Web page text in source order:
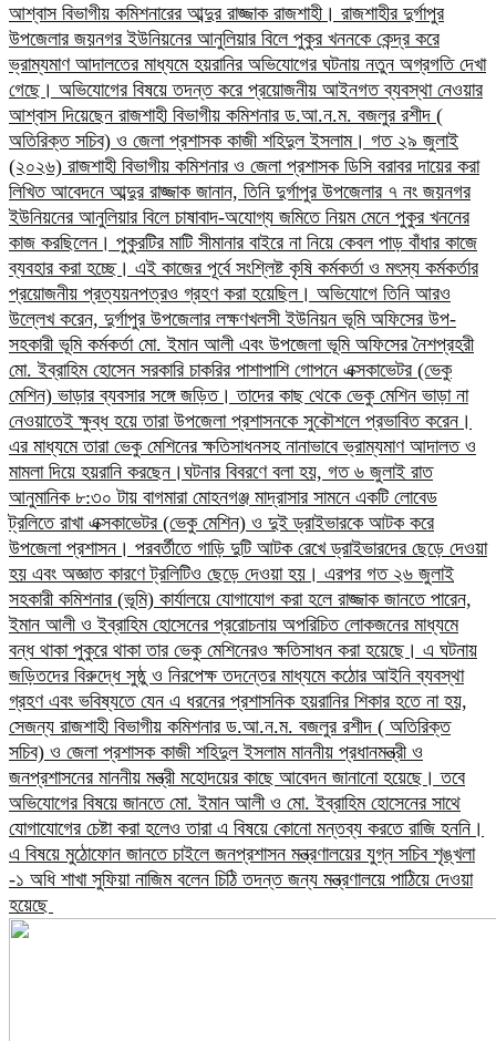
আশ্বাস বিভাগীয় কমিশনারের আব্দুর রাজ্জাক রাজশাহী। রাজশাহীর দুর্গাপুর
উপজেলার জয়নগর ইউনিয়নের আনুলিয়ার বিলে পুকুর খননকে কেন্দ্র করে
ভ্রাম্যমাণ আদালতের মাধ্যমে হয়রানির অভিযোগের ঘটনায় নতুন অগ্রগতি দেখা
গেছে। অভিযোগের বিষয়ে তদন্ত করে প্রয়োজনীয় আইনগত ব্যবস্থা নেওয়ার
আশ্বাস দিয়েছেন রাজশাহী বিভাগীয় কমিশনার ড.আ.ন.ম. বজলুর রশীদ (
অতিরিক্ত সচিব) ও জেলা প্রশাসক কাজী শহিদুল ইসলাম। গত ২৯ জুলাই
(২০২৬) রাজশাহী বিভাগীয় কমিশনার ও জেলা প্রশাসক ডিসি বরাবর দায়ের করা
লিখিত আবেদনে আব্দুর রাজ্জাক জানান, তিনি দুর্গাপুর উপজেলার ৭ নং জয়নগর
ইউনিয়নের আনুলিয়ার বিলে চাষাবাদ-অযোগ্য জমিতে নিয়ম মেনে পুকুর খননের
কাজ করছিলেন। পুকুরটির মাটি সীমানার বাইরে না নিয়ে কেবল পাড় বাঁধার কাজে
ব্যবহার করা হচ্ছে। এই কাজের পূর্বে সংশ্লিষ্ট কৃষি কর্মকর্তা ও মৎস্য কর্মকর্তার
প্রয়োজনীয় প্রত্যয়নপত্রও গ্রহণ করা হয়েছিল।​ অভিযোগে তিনি আরও
উল্লেখ করেন, দুর্গাপুর উপজেলার লক্ষণখলসী ইউনিয়ন ভূমি অফিসের উপ-
সহকারী ভূমি কর্মকর্তা মো. ইমান আলী এবং উপজেলা ভূমি অফিসের নৈশপ্রহরী
মো. ইব্রাহিম হোসেন সরকারি চাকরির পাশাপাশি গোপনে এক্সকাভেটর (ভেকু
মেশিন) ভাড়ার ব্যবসার সঙ্গে জড়িত। তাদের কাছ থেকে ভেকু মেশিন ভাড়া না
নেওয়াতেই ক্ষুব্ধ হয়ে তারা উপজেলা প্রশাসনকে সুকৌশলে প্রভাবিত করেন।
এর মাধ্যমে তারা ভেকু মেশিনের ক্ষতিসাধনসহ নানাভাবে ভ্রাম্যমাণ আদালত ও
মামলা দিয়ে হয়রানি করছেন।​ঘটনার বিবরণে বলা হয়, গত ৬ জুলাই রাত
আনুমানিক ৮:৩০ টায় বাগমারা মোহনগঞ্জ মাদ্রাসার সামনে একটি লোবেড
ট্রলিতে রাখা এক্সকাভেটর (ভেকু মেশিন) ও দুই ড্রাইভারকে আটক করে
উপজেলা প্রশাসন। পরবর্তীতে গাড়ি দুটি আটক রেখে ড্রাইভারদের ছেড়ে দেওয়া
হয় এবং অজ্ঞাত কারণে ট্রলিটিও ছেড়ে দেওয়া হয়। এরপর গত ২৬ জুলাই
সহকারী কমিশনার (ভূমি) কার্যালয়ে যোগাযোগ করা হলে রাজ্জাক জানতে পারেন,
ইমান আলী ও ইব্রাহিম হোসেনের প্ররোচনায় অপরিচিত লোকজনের মাধ্যমে
বন্ধ থাকা পুকুরে থাকা তার ভেকু মেশিনেরও ক্ষতিসাধন করা হয়েছে।​ এ ঘটনায়
জড়িতদের বিরুদ্ধে সুষ্ঠু ও নিরপেক্ষ তদন্তের মাধ্যমে কঠোর আইনি ব্যবস্থা
গ্রহণ এবং ভবিষ্যতে যেন এ ধরনের প্রশাসনিক হয়রানির শিকার হতে না হয়,
সেজন্য রাজশাহী বিভাগীয় কমিশনার ড.আ.ন.ম. বজলুর রশীদ ( অতিরিক্ত
সচিব) ও জেলা প্রশাসক কাজী শহিদুল ইসলাম মাননীয় প্রধানমন্ত্রী ও
জনপ্রশাসনের মাননীয় মন্ত্রী মহোদয়ের কাছে আবেদন জানানো হয়েছে।​ তবে
অভিযোগের বিষয়ে জানতে মো. ইমান আলী ও মো. ইব্রাহিম হোসেনের সাথে
যোগাযোগের চেষ্টা করা হলেও তারা এ বিষয়ে কোনো মন্তব্য করতে রাজি হননি।
এ বিষয়ে মুঠোফোন জানতে চাইলে জনপ্রশাসন মন্ত্রণালয়ের যুগ্ন সচিব শৃঙ্খলা
-১ অধি শাখা সুফিয়া নাজিম বলেন চিঠি তদন্ত জন্য মন্ত্রণালয়ে পাঠিয়ে দেওয়া
হয়েছে ​